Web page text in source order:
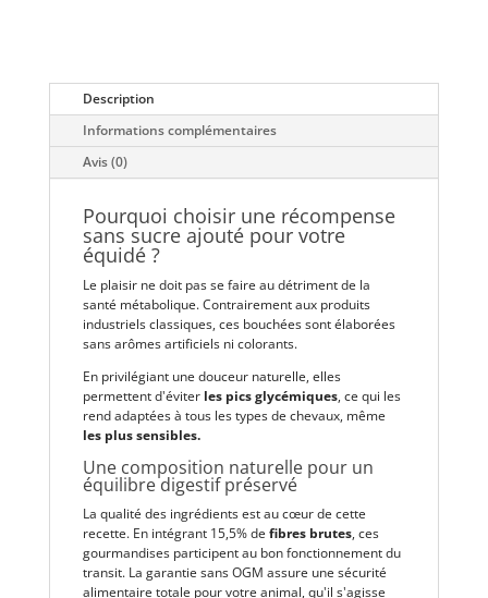
Description
Informations complémentaires
Avis (0)
Pourquoi choisir une récompense
sans sucre ajouté pour votre
équidé ?
Le plaisir ne doit pas se faire au détriment de la
santé métabolique. Contrairement aux produits
industriels classiques, ces bouchées sont élaborées
sans arômes artificiels ni colorants.
En privilégiant une douceur naturelle, elles
permettent d'éviter les pics glycémiques, ce qui les
rend adaptées à tous les types de chevaux, même
les plus sensibles.
Une composition naturelle pour un
équilibre digestif préservé
La qualité des ingrédients est au cœur de cette
recette. En intégrant 15,5% de fibres brutes, ces
gourmandises participent au bon fonctionnement du
transit. La garantie sans OGM assure une sécurité
alimentaire totale pour votre animal, qu'il s'agisse